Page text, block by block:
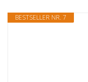
BESTSELLER NR. 7